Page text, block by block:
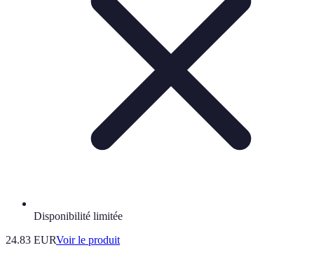
Disponibilité limitée
24.83 EURVoir le produit